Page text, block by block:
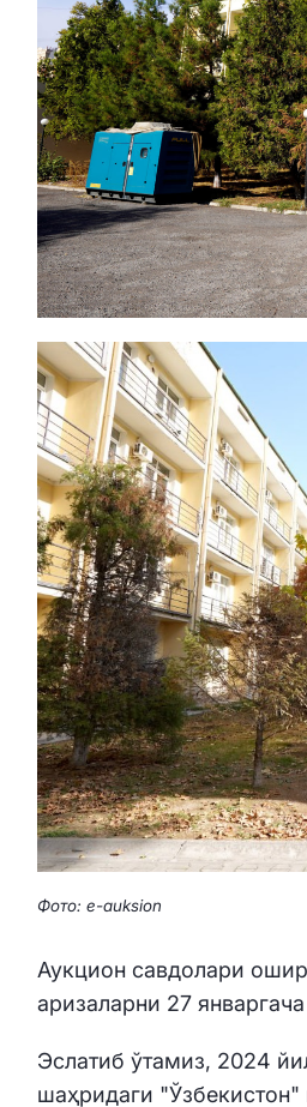
Фото: e-auksion
Аукцион савдолари
аризаларни 27
Эслатиб ўтамиз, 2024
шаҳридаги